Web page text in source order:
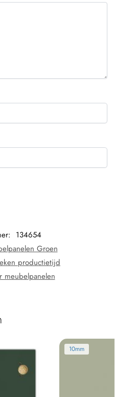
134654
Groen
productietijd
meubelpanelen
10mm